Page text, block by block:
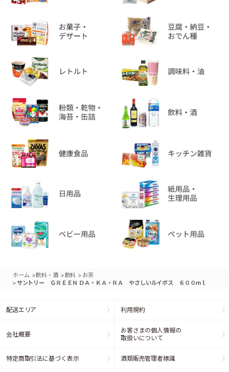
ホーム >飲料・酒 >飲料 > お茶
> サントリー ＧＲＥＥＮ ＤＡ・ＫＡ・ＲＡ やさしいルイボス ６００ｍｌ
配送エリア 利用規約
会社概要
お客さまの個人情報の
取扱いについて
特定商取引法に基づく表示 酒類販売管理者標識